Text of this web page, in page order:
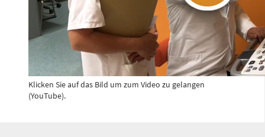
Geburtensaal
Flemmingstraße 4 (Haus C)
Telefon
0371 - 333
24350
Klicken Sie auf das Bild um zum Video zu gelangen
(YouTube).